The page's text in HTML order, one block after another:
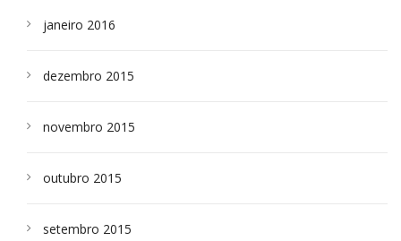
janeiro 2016
dezembro 2015
novembro 2015
outubro 2015
setembro 2015